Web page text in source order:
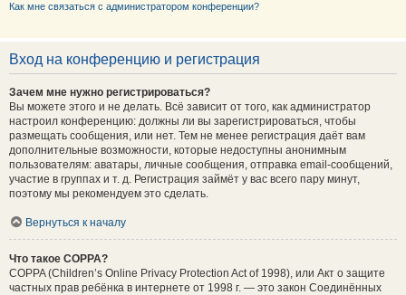
Как мне связаться с администратором конференции?
Вход на конференцию и регистрация
Зачем мне нужно регистрироваться?
Вы можете этого и не делать. Всё зависит от того, как администратор
настроил конференцию: должны ли вы зарегистрироваться, чтобы
размещать сообщения, или нет. Тем не менее регистрация даёт вам
дополнительные возможности, которые недоступны анонимным
пользователям: аватары, личные сообщения, отправка email-сообщений,
участие в группах и т. д. Регистрация займёт у вас всего пару минут,
поэтому мы рекомендуем это сделать.
Вернуться к началу
Что такое COPPA?
COPPA (Children’s Online Privacy Protection Act of 1998), или Акт о защите
частных прав ребёнка в интернете от 1998 г. — это закон Соединённых